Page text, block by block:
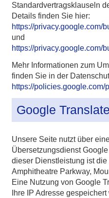
Standardvertragsklauseln
Details finden Sie hier:
https://privacy.google.com/
und
https://privacy.google.com/
Mehr Informationen zum
finden Sie in der
https://policies.google.com/
Google Translate
Unsere Seite nutzt über
Übersetzungsdienst
dieser Dienstleistung ist
Amphitheatre Parkway,
Eine Nutzung von Google
Ihre IP Adresse